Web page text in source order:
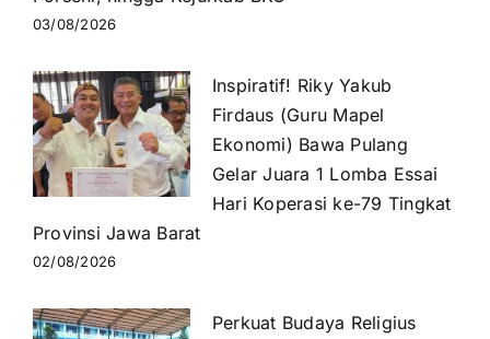
03/08/2026
Inspiratif! Riky Yakub
Firdaus (Guru Mapel
Ekonomi) Bawa Pulang
Gelar Juara 1 Lomba Essai
Hari Koperasi ke-79 Tingkat
Provinsi Jawa Barat
02/08/2026
Perkuat Budaya Religius